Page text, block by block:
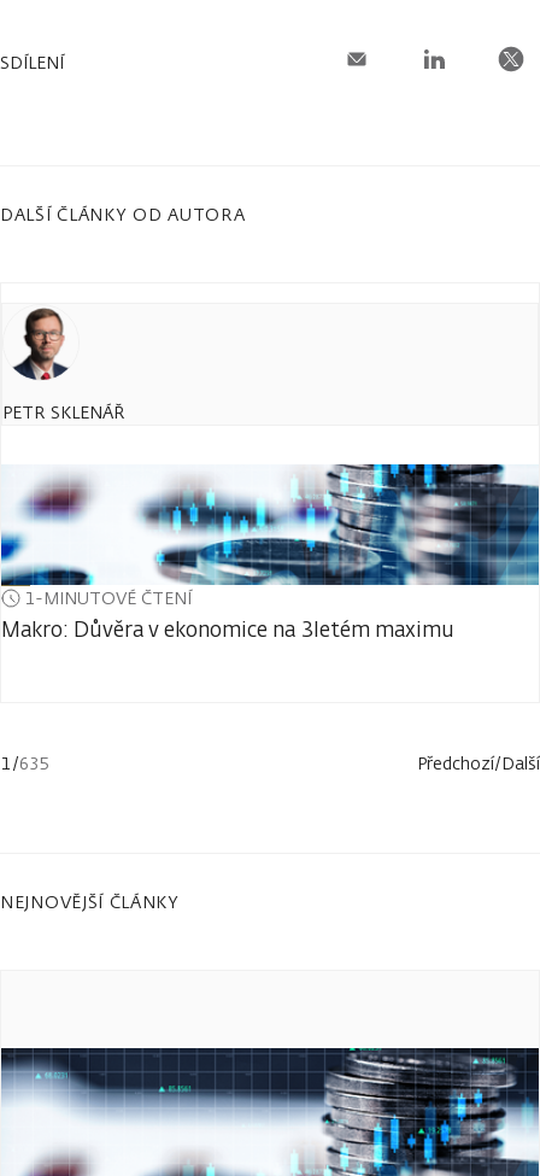
SDÍLENÍ
DALŠÍ ČLÁNKY OD AUTORA
PETR SKLENÁŘ
1-MINUTOVÉ ČTENÍ
Makro: Důvěra v ekonomice na 3letém maximu
1/635 Předchozí/Další
NEJNOVĚJŠÍ ČLÁNKY